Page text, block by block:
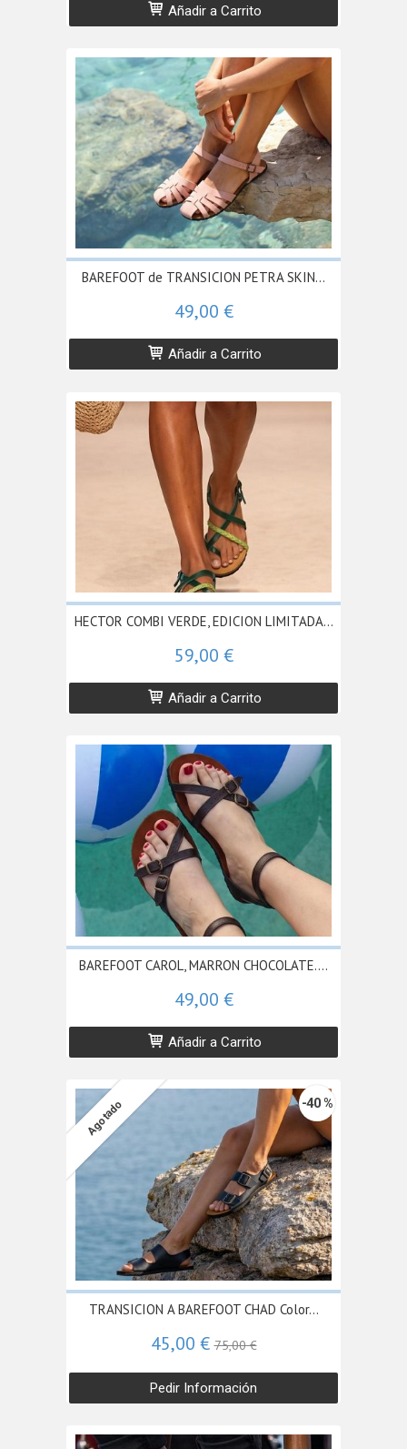
Añadir a Carrito
BAREFOOT de TRANSICION PETRA SKIN...
49,00 €
Añadir a Carrito
HECTOR COMBI VERDE, EDICION LIMITADA...
59,00 €
Añadir a Carrito
BAREFOOT CAROL, MARRON CHOCOLATE....
49,00 €
Añadir a Carrito
Agotado -40 %
TRANSICION A BAREFOOT CHAD Color...
45,00 €75,00 €
Pedir Información